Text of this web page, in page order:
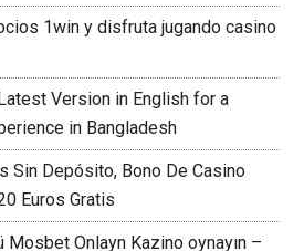
1win y disfruta jugando casino
Version in English for a
in Bangladesh
Sin Depósito, Bono De Casino
Euros Gratis
Mosbet Onlayn Kazino oynayın –